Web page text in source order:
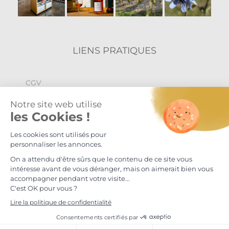
LIENS PRATIQUES
CGV
Politique de confidentialité
© Maison S.Delafont 2024
L'abus d'alcool est dangereux pour la santé, à consommer avec
modération.
FacebookInstagram